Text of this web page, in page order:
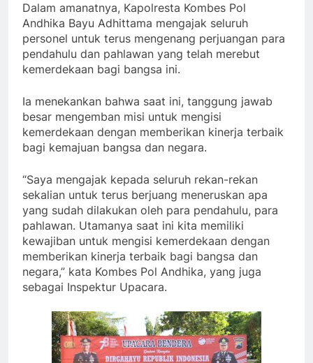
Dalam amanatnya, Kapolresta Kombes Pol
Andhika Bayu Adhittama mengajak seluruh
personel untuk terus mengenang perjuangan para
pendahulu dan pahlawan yang telah merebut
kemerdekaan bagi bangsa ini.
Ia menekankan bahwa saat ini, tanggung jawab
besar mengemban misi untuk mengisi
kemerdekaan dengan memberikan kinerja terbaik
bagi kemajuan bangsa dan negara.
“Saya mengajak kepada seluruh rekan-rekan
sekalian untuk terus berjuang meneruskan apa
yang sudah dilakukan oleh para pendahulu, para
pahlawan. Utamanya saat ini kita memiliki
kewajiban untuk mengisi kemerdekaan dengan
memberikan kinerja terbaik bagi bangsa dan
negara,” kata Kombes Pol Andhika, yang juga
sebagai Inspektur Upacara.